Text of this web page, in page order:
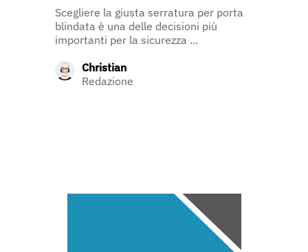
Scegliere la giusta serratura per porta
blindata è una delle decisioni più
importanti per la sicurezza ...
Christian
Redazione